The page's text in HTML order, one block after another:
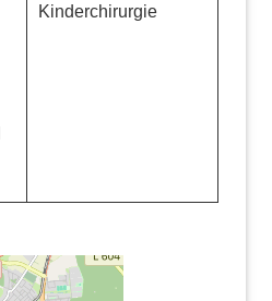
Kinderchirurgie